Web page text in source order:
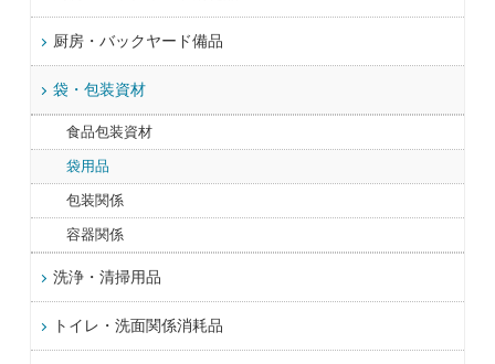
厨房・バックヤード備品
袋・包装資材
食品包装資材
袋用品
包装関係
容器関係
洗浄・清掃用品
トイレ・洗面関係消耗品